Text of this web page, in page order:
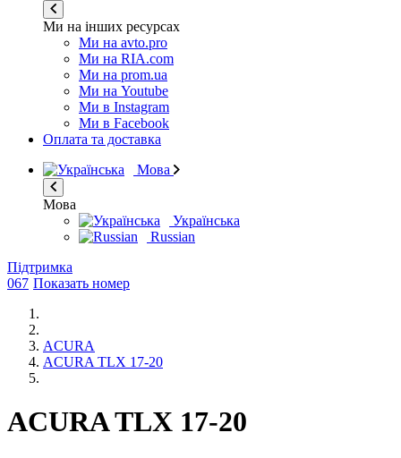
Ми на інших ресурсах
Ми на avto.pro
Ми на RIA.com
Ми на prom.ua
Ми на Youtube
Ми в Instagram
Ми в Facebook
Оплата та доставка
Мова
Мова
Українська
Russian
Підтримка
067 Показать номер
ACURA
ACURA TLX 17-20
ACURA TLX 17-20